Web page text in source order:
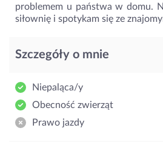
problemem u państwa w domu.
siłownię i spotykam się ze
Szczegóły o mnie
Niepaląca/y
Obecność zwierząt
Prawo jazdy